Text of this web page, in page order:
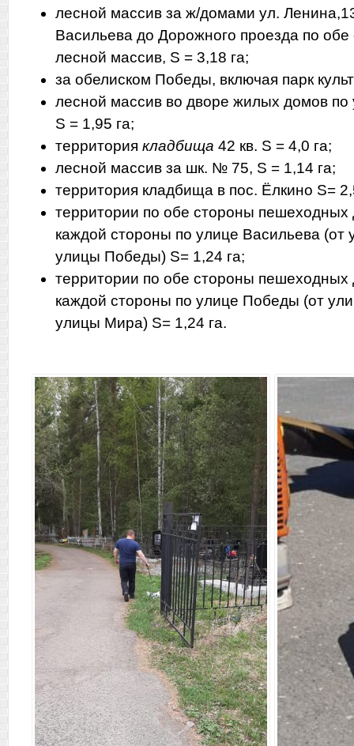
лесной массив за ж/домами ул.
Васильева до Дорожного проезда по обе
лесной массив, S = 3,18 га;
за обелиском Победы, включая парк
лесной массив во дворе жилых домов по
S = 1,95 га;
территория кладбища 42 кв. S = 4,0 га;
лесной массив за шк. № 75, S = 1,14 га;
территория кладбища в пос. Ёлкино S=
территории по обе стороны пешеходных
каждой стороны по улице Васильева (от
улицы Победы) S= 1,24 га;
территории по обе стороны пешеходных
каждой стороны по улице Победы (от
улицы Мира) S= 1,24 га.